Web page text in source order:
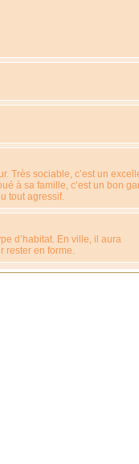
Très sociable, c’est un
à sa famille, c’est un bon
tout agressif.
d’habitat. En ville, il aura
rester en forme.